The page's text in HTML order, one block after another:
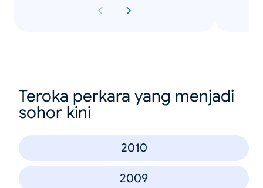
Teroka perkara yang menjadi
sohor kini
2010
2009